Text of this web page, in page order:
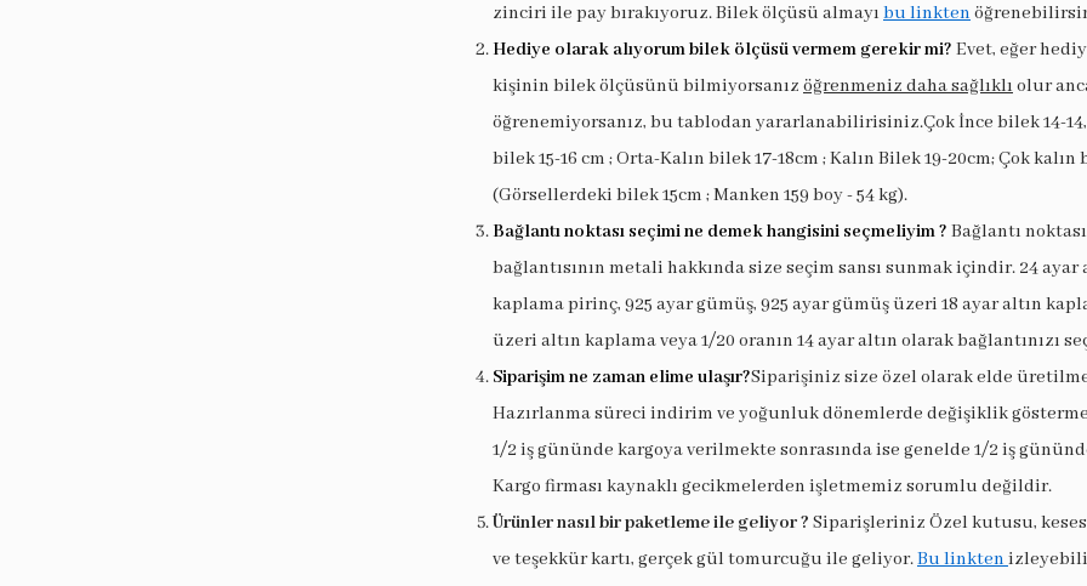
zinciri ile pay bırakıyoruz. Bilek ölçüsü almayı bu linkten
Hediye olarak alıyorum bilek ölçüsü vermem gerekir mi? Evet, eğer
kişinin bilek ölçüsünü bilmiyorsanız öğrenmeniz daha sağlıklı olur
öğrenemiyorsanız, bu tablodan yararlanabilirisiniz.Çok İnce bilek 14-
bilek 15-16 cm ; Orta-Kalın bilek 17-18cm ; Kalın Bilek 19-20cm; Çok kalın
(Görsellerdeki bilek 15cm ; Manken 159 boy - 54 kg).
Bağlantı noktası seçimi ne demek hangisini seçmeliyim ? Bağlantı
bağlantısının metali hakkında size seçim sansı sunmak içindir. 24 ayar
kaplama pirinç, 925 ayar gümüş, 925 ayar gümüş üzeri 18 ayar altın
üzeri altın kaplama veya 1/20 oranın 14 ayar altın olarak bağlantınızı
Siparişim ne zaman elime ulaşır?Siparişiniz size özel olarak elde
Hazırlanma süreci indirim ve yoğunluk dönemlerde değişiklik
1/2 iş gününde kargoya verilmekte sonrasında ise genelde 1/2 iş
Kargo firması kaynaklı gecikmelerden işletmemiz sorumlu değildir.
Ürünler nasıl bir paketleme ile geliyor ? Siparişleriniz Özel kutusu,
ve teşekkür kartı, gerçek gül tomurcuğu ile geliyor.Bu linkten